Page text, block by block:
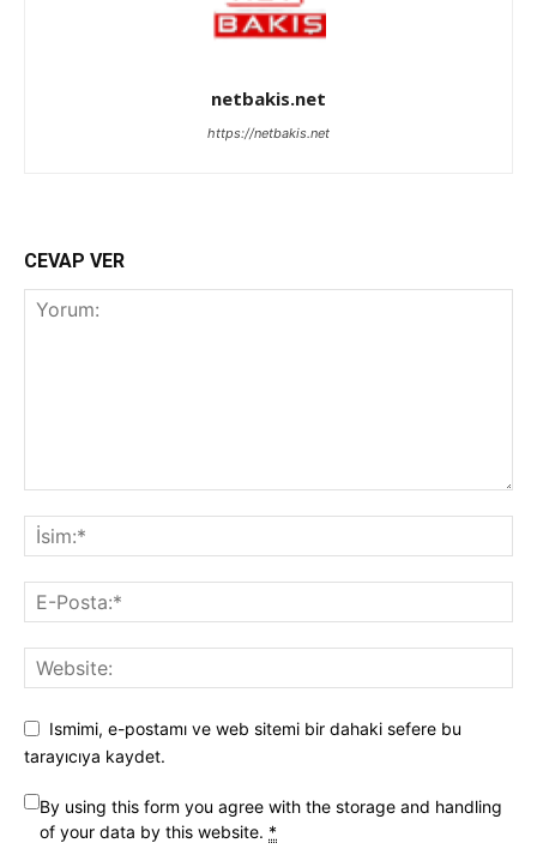
netbakis.net
https://netbakis.net
CEVAP VER
Ismimi, e-postamı ve web sitemi bir dahaki sefere bu
tarayıcıya kaydet.
By using this form you agree with the storage and handling
of your data by this website. *